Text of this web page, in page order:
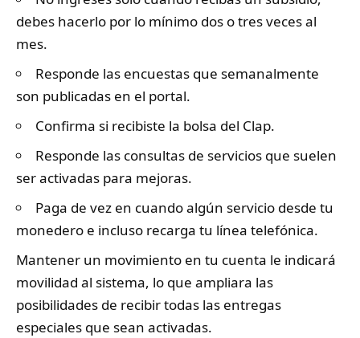
debes hacerlo por lo mínimo dos o tres veces al
mes.
Responde las encuestas que semanalmente
son publicadas en el portal.
Confirma si recibiste la bolsa del Clap.
Responde las consultas de servicios que suelen
ser activadas para mejoras.
Paga de vez en cuando algún servicio desde tu
monedero e incluso recarga tu línea telefónica.
Mantener un movimiento en tu cuenta le indicará
movilidad al sistema, lo que ampliara las
posibilidades de recibir todas las entregas
especiales que sean activadas.